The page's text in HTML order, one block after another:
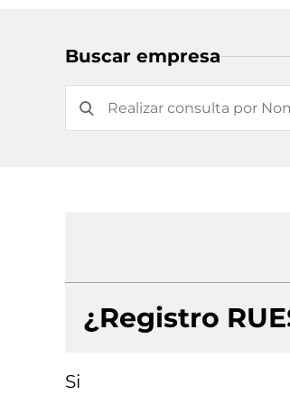
Buscar empresa
¿Registro
Si